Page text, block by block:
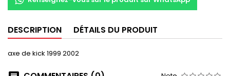
DESCRIPTION DÉTAILS DU PRODUIT
axe de kick 1999 2002